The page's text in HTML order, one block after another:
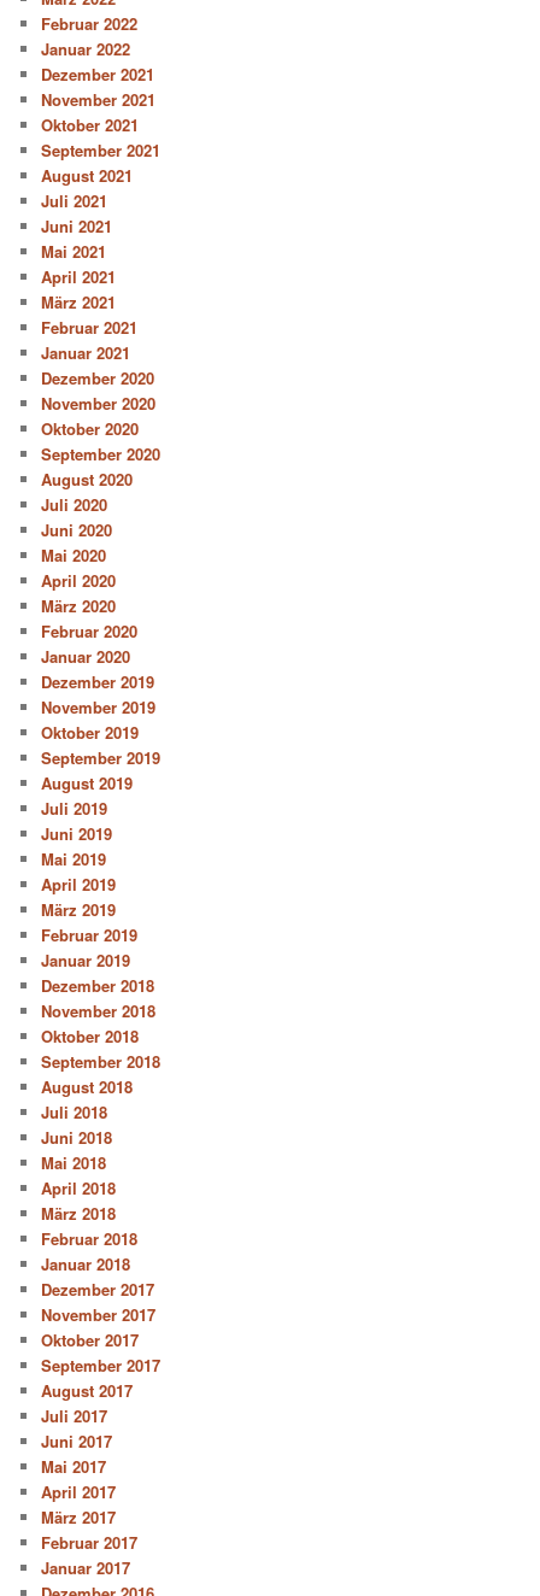
Februar 2022
Januar 2022
Dezember 2021
November 2021
Oktober 2021
September 2021
August 2021
Juli 2021
Juni 2021
Mai 2021
April 2021
März 2021
Februar 2021
Januar 2021
Dezember 2020
November 2020
Oktober 2020
September 2020
August 2020
Juli 2020
Juni 2020
Mai 2020
April 2020
März 2020
Februar 2020
Januar 2020
Dezember 2019
November 2019
Oktober 2019
September 2019
August 2019
Juli 2019
Juni 2019
Mai 2019
April 2019
März 2019
Februar 2019
Januar 2019
Dezember 2018
November 2018
Oktober 2018
September 2018
August 2018
Juli 2018
Juni 2018
Mai 2018
April 2018
März 2018
Februar 2018
Januar 2018
Dezember 2017
November 2017
Oktober 2017
September 2017
August 2017
Juli 2017
Juni 2017
Mai 2017
April 2017
März 2017
Februar 2017
Januar 2017